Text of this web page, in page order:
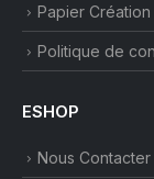
Papier
Politique de
ESHOP
Nous Contacter